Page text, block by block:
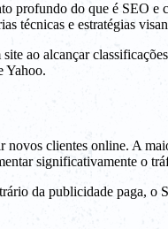
profundo do que é SEO
técnicas e estratégias
ao alcançar
Yahoo.
clientes online. A
significativamente o
da publicidade paga,